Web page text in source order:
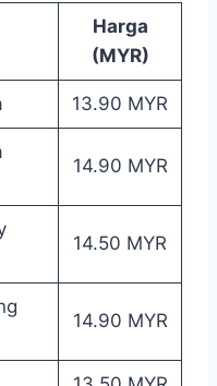
Harga
(MYR)
13.90 MYR
14.90 MYR
14.50 MYR
14.90 MYR